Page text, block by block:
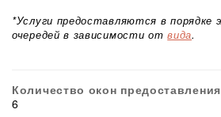
*Услуги предоставляются в порядке
очередей в зависимости отвида.
Количество окон
6